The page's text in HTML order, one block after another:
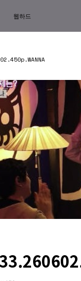
웹하드